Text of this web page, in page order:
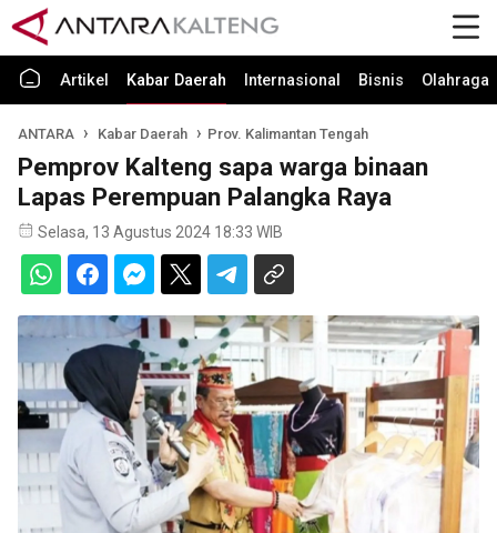
Artikel Kabar Daerah Internasional Bisnis Olahraga
ANTARA Kabar Daerah Prov. Kalimantan Tengah
Pemprov Kalteng sapa warga binaan
Lapas Perempuan Palangka Raya
Selasa, 13 Agustus 2024 18:33 WIB